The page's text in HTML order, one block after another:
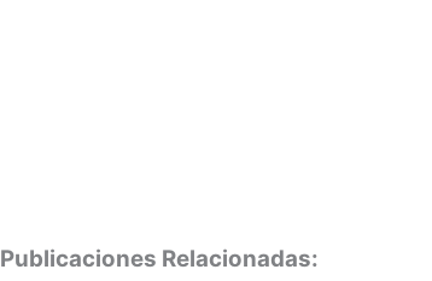
Publicaciones Relacionadas: